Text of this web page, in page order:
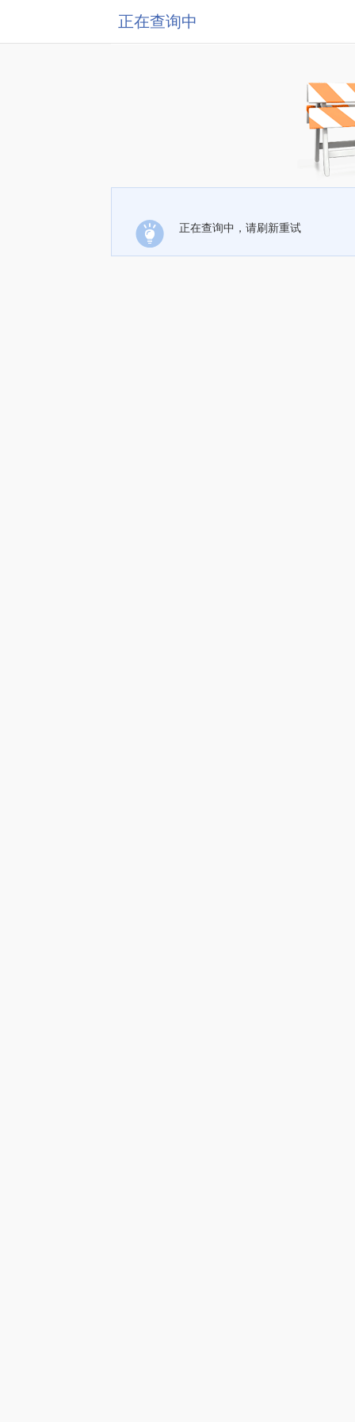
正在查询中
正在查询中，请刷新重试